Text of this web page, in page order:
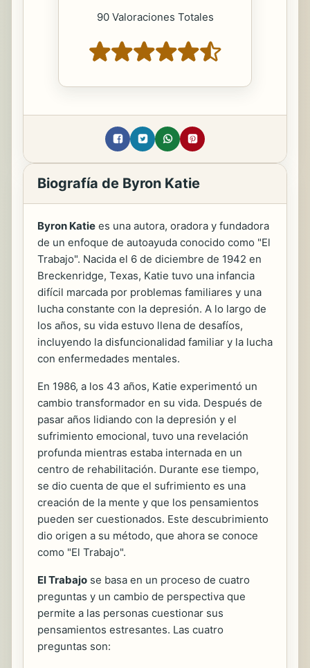
90 Valoraciones Totales
Biografía de Byron Katie
Byron Katie es una autora, oradora y fundadora
de un enfoque de autoayuda conocido como "El
Trabajo". Nacida el 6 de diciembre de 1942 en
Breckenridge, Texas, Katie tuvo una infancia
difícil marcada por problemas familiares y una
lucha constante con la depresión. A lo largo de
los años, su vida estuvo llena de desafíos,
incluyendo la disfuncionalidad familiar y la lucha
con enfermedades mentales.
En 1986, a los 43 años, Katie experimentó un
cambio transformador en su vida. Después de
pasar años lidiando con la depresión y el
sufrimiento emocional, tuvo una revelación
profunda mientras estaba internada en un
centro de rehabilitación. Durante ese tiempo,
se dio cuenta de que el sufrimiento es una
creación de la mente y que los pensamientos
pueden ser cuestionados. Este descubrimiento
dio origen a su método, que ahora se conoce
como "El Trabajo".
El Trabajo se basa en un proceso de cuatro
preguntas y un cambio de perspectiva que
permite a las personas cuestionar sus
pensamientos estresantes. Las cuatro
preguntas son: